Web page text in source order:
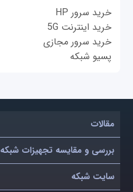
خرید سرور HP
خرید اینترنت 5G
خرید سرور مجازی
پسیو شبکه
مقالات
بررسی و مقایسه تجهیزات شبکه
سایت شبکه